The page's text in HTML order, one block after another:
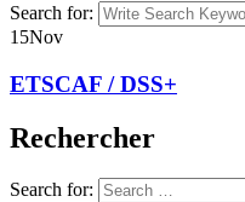
Search for:
15Nov
ETSCAF / DSS+
Rechercher
Search for: